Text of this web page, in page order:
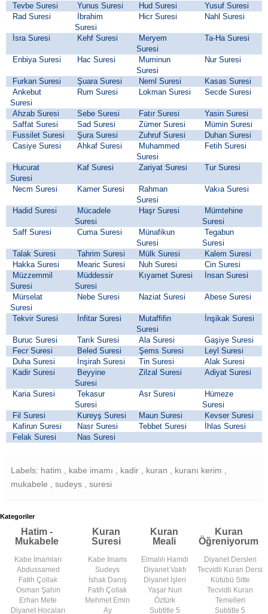
Tevbe Suresi
Yunus Suresi Hud Suresi
Yusuf Suresi
Rad Suresi
İbrahim
Suresi
Hicr Suresi Nahl Suresi
İsra Suresi Kehf Suresi
Meryem
Suresi
Ta-Ha Suresi
Enbiya Suresi Hac Suresi
Muminun
Suresi
Nur Suresi
Furkan Suresi Şuara Suresi Neml Suresi
Kasas Suresi
Ankebut
Suresi
Rum Suresi Lokman Suresi Secde Suresi
Ahzab Suresi Sebe Suresi Fatır Suresi
Yasin Suresi
Saffat Suresi
Sad Suresi Zümer Suresi
Mümin Suresi
Fussilet Suresi
Şura Suresi Zuhruf Suresi
Duhan Suresi
Casiye Suresi
Ahkaf Suresi
Muhammed
Suresi
Fetih Suresi
Hucurat
Suresi
Kaf Suresi Zariyat Suresi Tur Suresi
Necm Suresi Kamer Suresi
Rahman
Suresi
Vakıa Suresi
Hadid Suresi
Mücadele
Suresi
Haşr Suresi
Mümtehine
Suresi
Saff Suresi
Cuma Suresi
Münafikun
Suresi
Tegabun
Suresi
Talak Suresi
Tahrim Suresi Mülk Suresi
Kalem Suresi
Hakka Suresi
Mearic Suresi Nuh Suresi
Cin Suresi
Müzzemmil
Suresi
Müddessir
Suresi
Kıyamet Suresi İnsan Suresi
Mürselat
Suresi
Nebe Suresi Naziat Suresi Abese Suresi
Tekvir Suresi İnfitar Suresi
Mutaffifin
Suresi
İnşikak Suresi
Buruc Suresi Tarık Suresi Ala Suresi
Gaşiye Suresi
Fecr Suresi
Beled Suresi Şems Suresi
Leyl Suresi
Duha Suresi
İnşirah Suresi Tin Suresi
Alak Suresi
Kadir Suresi
Beyyine
Suresi
Zilzal Suresi Adiyat Suresi
Karia Suresi
Tekasur
Suresi
Asr Suresi
Hümeze
Suresi
Fil Suresi
Kureyş Suresi Maun Suresi
Kevser Suresi
Kafirun Suresi
Nasr Suresi Tebbet Suresi
İhlas Suresi
Felak Suresi
Nas Suresi
Labels: hatim , kabe imamı , kadir , kuran , kuranı kerim ,
mukabele , sudeys , suresi
Kategoriler
Hatim -
Mukabele
Kuran
Suresi
Kuran
Meali
Kuran
Öğreniyorum
Kabe İmamları
Abdussamed
Fatih Çollak
Osman Şahin
Erhan Mete
Diyanet Hocaları
Kabe İmamı
Sudeys
İshak Danış
Fatih Çollak
Mehmet Emin
Ay
Elmalılı Hamdi
Diyanet Vakfı
Diyanet İşleri
Yaşar Nuri
Öztürk
Subtitle 5
Diyanet Dersleri
Tecvidli Kuran Dersi
Kütübü Sitte
Tecvidli Kuran
Temelleri
Subtitle 5